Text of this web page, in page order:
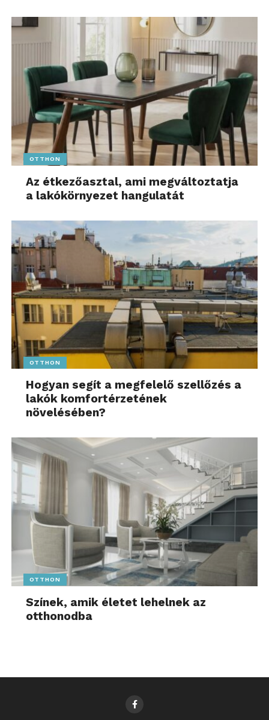
OTTHON
Az étkezőasztal, ami megváltoztatja
a lakókörnyezet hangulatát
OTTHON
Hogyan segít a megfelelő szellőzés a
lakók komfortérzetének
növelésében?
OTTHON
Színek, amik életet lehelnek az
otthonodba